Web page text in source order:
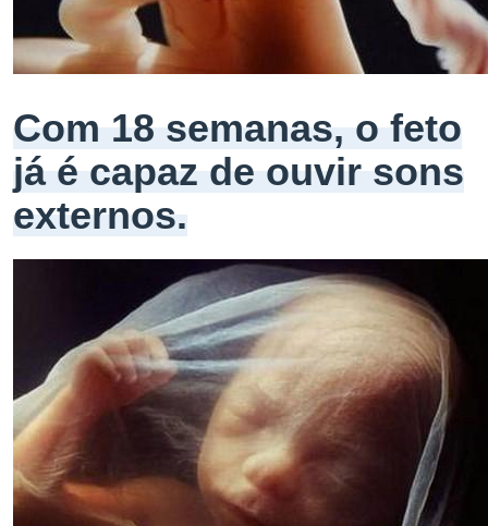
Com 18 semanas, o feto
já é capaz de ouvir sons
externos.